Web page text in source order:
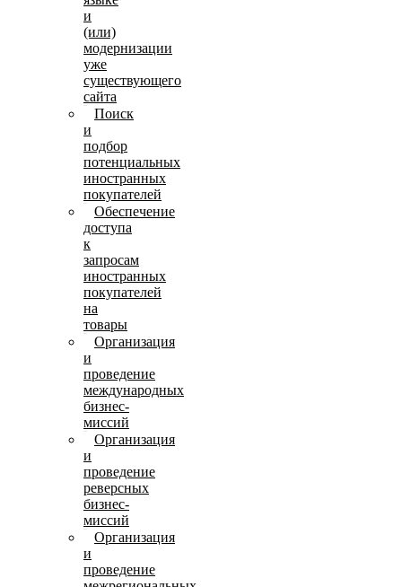
и
(или)
модернизации
уже
существующего
сайта
Поиск
и
подбор
потенциальных
иностранных
покупателей
Обеспечение
доступа
к
запросам
иностранных
покупателей
на
товары
Организация
и
проведение
международных
бизнес-
миссий
Организация
и
проведение
реверсных
бизнес-
миссий
Организация
и
проведение